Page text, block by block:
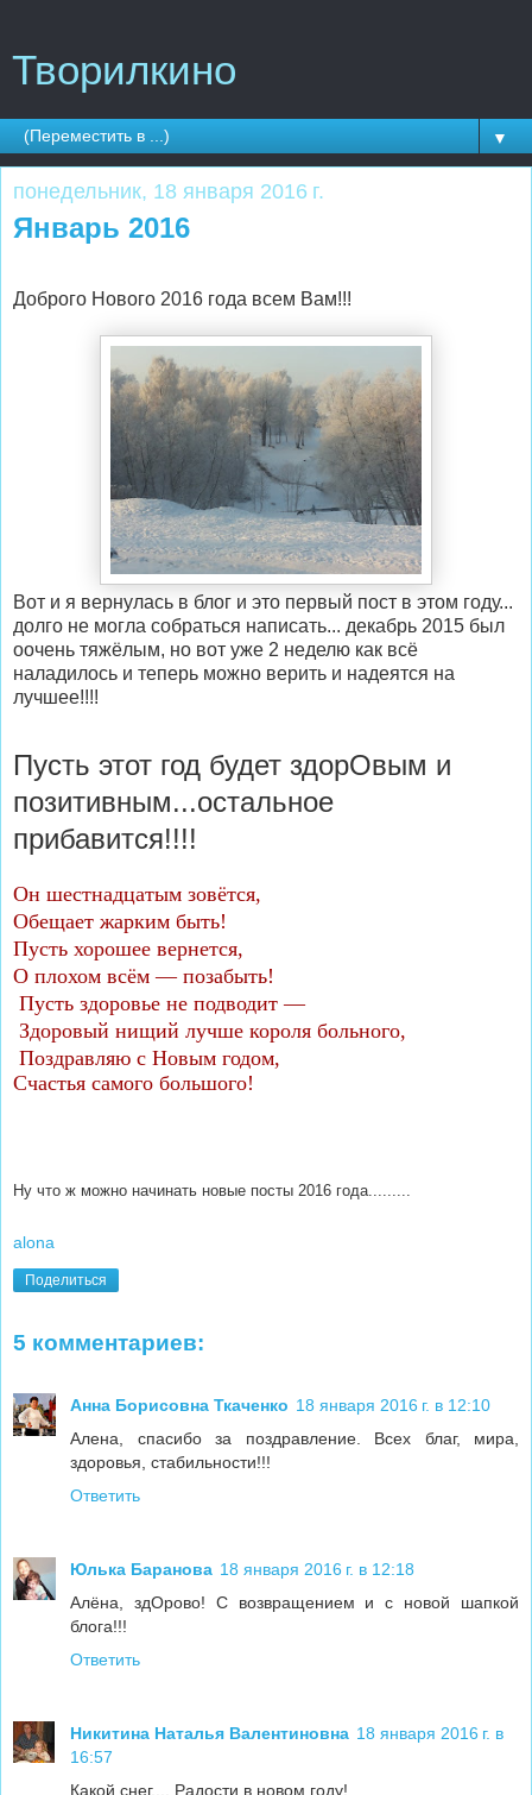
Творилкино
▼
понедельник, 18 января 2016 г.
Январь 2016
Доброго Нового 2016 года всем Вам!!!
Вот и я вернулась в блог и это первый пост в этом году...
долго не могла собраться написать... декабрь 2015 был
оочень тяжёлым, но вот уже 2 неделю как всё
наладилось и теперь можно верить и надеятся на
лучшее!!!!
Пусть этот год будет здорОвым и
позитивным...остальное
прибавится!!!!
Он шестнадцатым зовётся,
Обещает жарким быть!
Пусть хорошее вернется,
О плохом всём — позабыть!
Пусть здоровье не подводит —
Здоровый нищий лучше короля больного,
Поздравляю с Новым годом,
Счастья самого большого!
Ну что ж можно начинать новые посты 2016 года.........
alona
Поделиться
5 комментариев:
Анна Борисовна Ткаченко 18 января 2016 г. в 12:10
Алена, спасибо за поздравление. Всех благ, мира,
здоровья, стабильности!!!
Ответить
Юлька Баранова 18 января 2016 г. в 12:18
Алёна, здОрово! С возвращением и с новой шапкой
блога!!!
Ответить
Никитина Наталья Валентиновна 18 января 2016 г. в
16:57
Какой снег.... Радости в новом году!